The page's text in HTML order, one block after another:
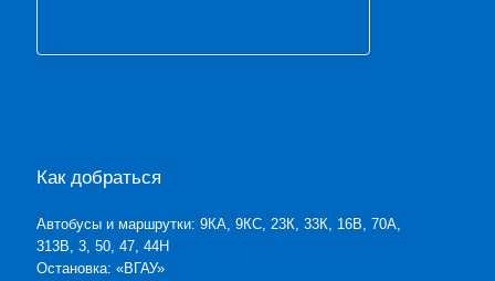
Как добраться
Автобусы и маршрутки: 9КА, 9КС, 23К, 33К, 16В, 70А,
313В, 3, 50, 47, 44Н
Остановка: «ВГАУ»